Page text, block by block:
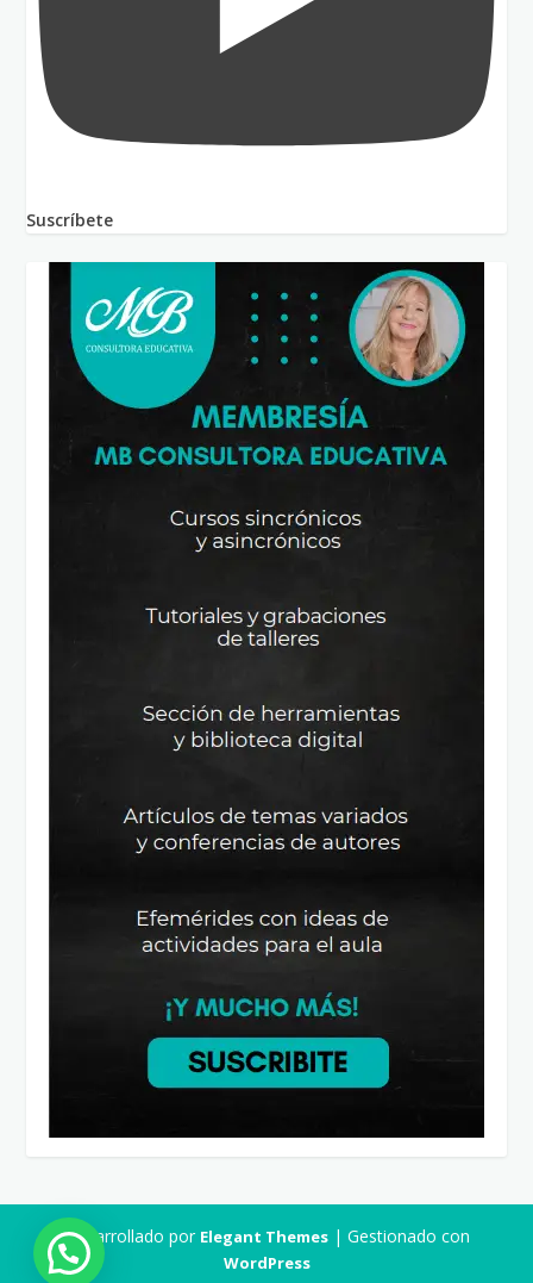
Suscríbete
Desarrollado por Elegant Themes| Gestionado con
WordPress